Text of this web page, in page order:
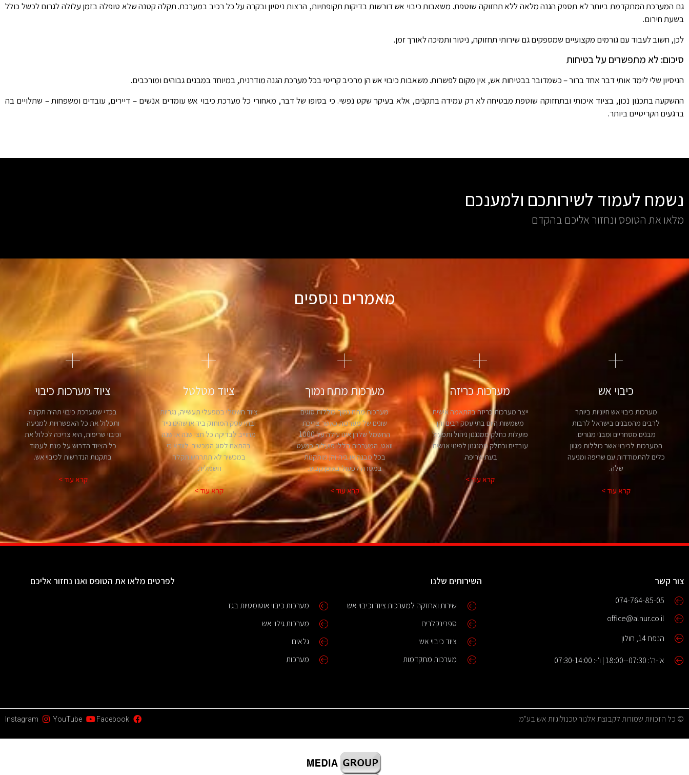
גם המערכת המתקדמת ביותר לא תספק הגנה מלאה ללא תחזוקה שוטפת. משאבות כיבוי אש דורשות בדיקות תקופתיות, הרצות ניסיון ובקרה על כל רכיב במערכת. תקלה קטנה שלא טופלה בזמן עלולה לגרום לכשל כולל
בשעת חירום.
לכן, חשוב לעבוד עם גורמים מקצועיים שמספקים גם שירותי תחזוקה, ניטור ותמיכה לאורך זמן.
סיכום: לא מתפשרים על בטיחות
הניסיון שלי לימד אותי דבר אחד ברור – כשמדובר בבטיחות אש, אין מקום לפשרות. משאבות כיבוי אש הן מרכיב קריטי בכל מערכת הגנה מודרנית, במיוחד במבנים גבוהים ומורכבים.
ההשקעה בתכנון נכון, בציוד איכותי ובתחזוקה שוטפת מבטיחה לא רק עמידה בתקנים, אלא בעיקר שקט נפשי. כי בסופו של דבר, מאחורי כל מערכת כיבוי אש עומדים אנשים – דיירים, עובדים ומשפחות – שתלויים בה
ברגעים הקריטיים ביותר.
נשמח לעמוד לשירותכם ולמענכם
מלאו את הטופס ונחזור אליכם בהקדם
מאמרים נוספים
כיבוי אש
מערכות כיבוי אש חיוניות ביותר
לרבים מהמבנים בישראל לרבות
מבנים מסחריים ומבני מגורים.
המערכות לכיבוי אשר כוללות מגוון
כלים להתמודדות עם שריפה ומניעה
שלה.
קרא עוד >
מערכות כריזה
ייצר מערכות כריזה בהתאמה אישית
משמשות היום בתי עסק רבים והן
פועלות כחלק ממנגנון ניהול ותפעול
עובדים וכחלק ממנגנון לפינוי אנשים
בעת שריפה.
קרא עוד >
מערכות מתח נמוך
מערכות מתח נמוך כוללות סוגים
שונים של מערכות כאשר צריכת
החשמל שלהן אינו עולה על 1000
וואט. המערכות הללו פועלות כמעט
בכל מבנה או בית והן מותקנות
במטרה לפעול באופן קבוע.
קרא עוד >
ציוד מטלטל
ציוד חשמלי במפעלי תעשייה, נגריות
ובתי עסק המוחזק ביד או שהינו נייד
מחוייב לבדיקה כל חצי שנה או שנה
בהתאם לסוג המכשיר. לוודא כי
במכשיר לא תתרחש תקלה
חשמלית.
קרא עוד >
ציוד מערכות כיבוי
בכדי שמערכת כיבוי תהיה תקינה
ותכלול את כל האפשרויות למניעה
וכיבוי שריפות, היא צריכה לכלול את
כל הציוד הדרוש על מנת לעמוד
בתקנות הנדרשות לכיבוי אש.
קרא עוד >
צור קשר
074-764-85-05
office@alnur.co.il
הנפח 14, חולון
א'-ה': 07:30--18:00 | ו'-: 07:30-14:00
השירותים שלנו
שירות ואחזקה למערכות ציוד וכיבוי אש
ספרינקלרים
ציוד כיבוי אש
מערכות מתקדמות
מערכות כיבוי אוטומטיות בגז
מערכות גילוי אש
גלאים
מערכות
לפרטים מלאו את הטופס ואנו נחזור אליכם
© כל הזכויות שמורות לקבוצת אלנור טכנולוגיות אש בע"מ Facebook
YouTube
Instagram